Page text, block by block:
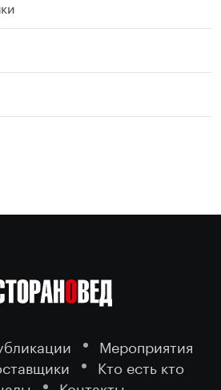
Мероприятия
Кто есть кто